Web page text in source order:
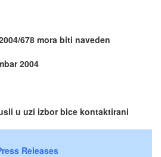
678 mora biti naveden
2004
u uzi izbor bice kontaktirani
Releases